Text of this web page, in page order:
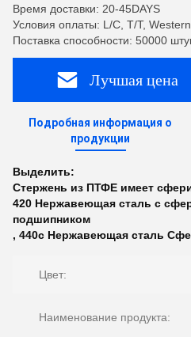
Время доставки: 20-45DAYS
Условия оплаты: L/C, T/T, Western
Поставка способности: 50000
Лучшая цена
Подробная информация о
продукции
Выделить:
Стержень из ПТФЕ имеет
420 Нержавеющая сталь с
подшипником
, 440c Нержавеющая сталь
Цвет:
Наименование продукта: